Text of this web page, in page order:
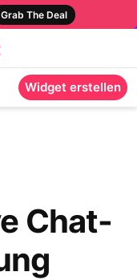
Grab The Deal
Widget erstellen
Chat-